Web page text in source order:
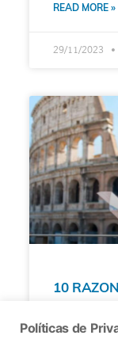
READ MORE »
29/11/2023
10
En la
Políticas de